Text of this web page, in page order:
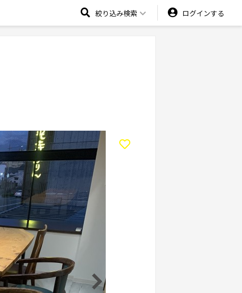
絞り込み検索 ログインする